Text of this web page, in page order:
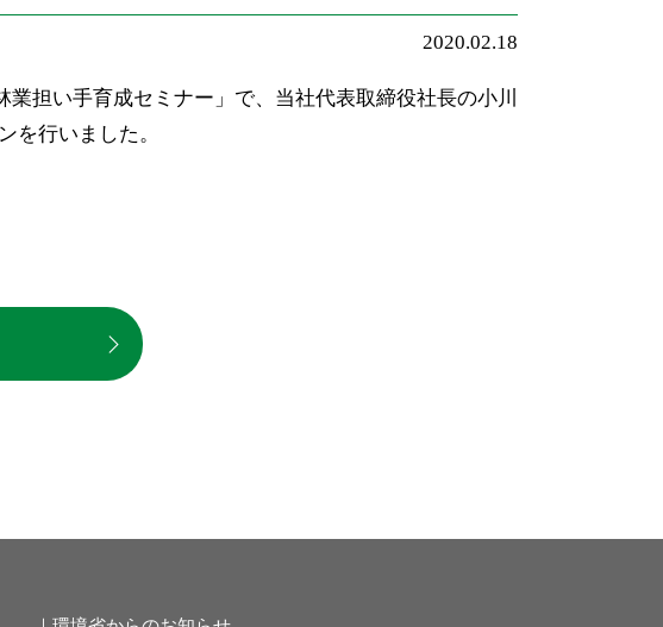
2020.02.18
担い手育成セミナー」で、当社代表取締役社長の小川
を行いました。